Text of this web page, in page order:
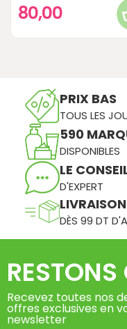
80,00
PRIX BAS
TOUS LES
590
DISPONIBLES
LE
D'EXPERT
DÈS 99 DT
Recevez toutes nos
offres exclusives en
newsletter